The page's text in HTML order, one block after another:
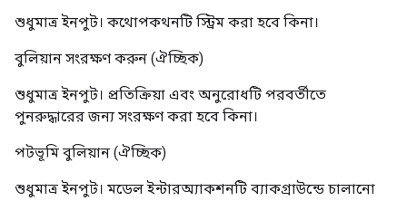
শুধুমাত্র ইনপুট। কথোপকথনটি স্ট্রিম করা হবে কিনা।
বুলিয়ান সংরক্ষণ করুন (ঐচ্ছিক)
শুধুমাত্র ইনপুট। প্রতিক্রিয়া এবং অনুরোধটি পরবর্তীতে
পুনরুদ্ধারের জন্য সংরক্ষণ করা হবে কিনা।
পটভূমি বুলিয়ান (ঐচ্ছিক)
শুধুমাত্র ইনপুট। মডেল ইন্টারঅ্যাকশনটি ব্যাকগ্রাউন্ডে চালানো